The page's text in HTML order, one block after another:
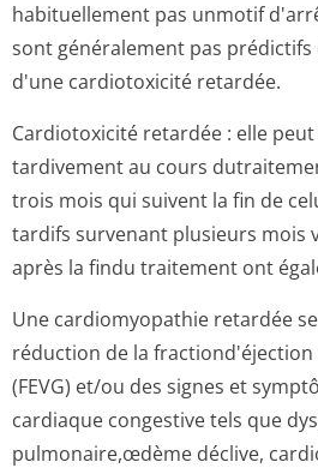
habituellement pas unmotif
sont généralement pas
d'une cardiotoxicité retardée.
Cardiotoxicité retardée : elle
tardivement au cours
trois mois qui suivent la fin de
tardifs survenant plusieurs mois
après la findu traitement ont
Une cardiomyopathie retardée
réduction de la
(FEVG) et/ou des signes et
cardiaque congestive tels que
pulmonaire,œdème déclive,